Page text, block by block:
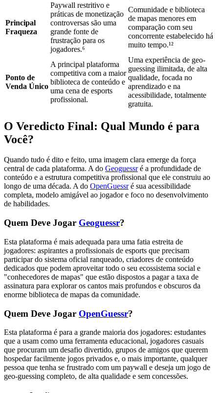
Principal
Fraqueza
Paywall restritivo e
práticas de monetização
controversas são uma
grande fonte de
frustração para os
jogadores.⁶
Comunidade e biblioteca
de mapas menores em
comparação com seu
concorrente estabelecido há
muito tempo.¹²
Ponto de
Venda Único
A principal plataforma
competitiva com a maior
biblioteca de conteúdo e
uma cena de esports
profissional.
Uma experiência de geo-
guessing ilimitada, de alta
qualidade, focada no
aprendizado e na
acessibilidade, totalmente
gratuita.
O Veredicto Final: Qual Mundo é para
Você?
Quando tudo é dito e feito, uma imagem clara emerge da força
central de cada plataforma. A do Geoguessré a profundidade de
conteúdo e a estrutura competitiva profissional que ele construiu ao
longo de uma década. A do OpenGuessré sua acessibilidade
completa, modelo amigável ao jogador e foco no desenvolvimento
de habilidades.
Quem Deve Jogar Geoguessr?
Esta plataforma é mais adequada para uma fatia estreita de
jogadores: aspirantes a profissionais de esports que precisam
participar do sistema oficial ranqueado, criadores de conteúdo
dedicados que podem aproveitar todo o seu ecossistema social e
"conhecedores de mapas" que estão dispostos a pagar a taxa de
assinatura para explorar os cantos mais profundos e obscuros da
enorme biblioteca de mapas da comunidade.
Quem Deve Jogar OpenGuessr?
Esta plataforma é para a grande maioria dos jogadores: estudantes
que a usam como uma ferramenta educacional, jogadores casuais
que procuram um desafio divertido, grupos de amigos que querem
hospedar facilmente jogos privados e, o mais importante, qualquer
pessoa que tenha se frustrado com um paywall e deseja um jogo de
geo-guessing completo, de alta qualidade e sem concessões.